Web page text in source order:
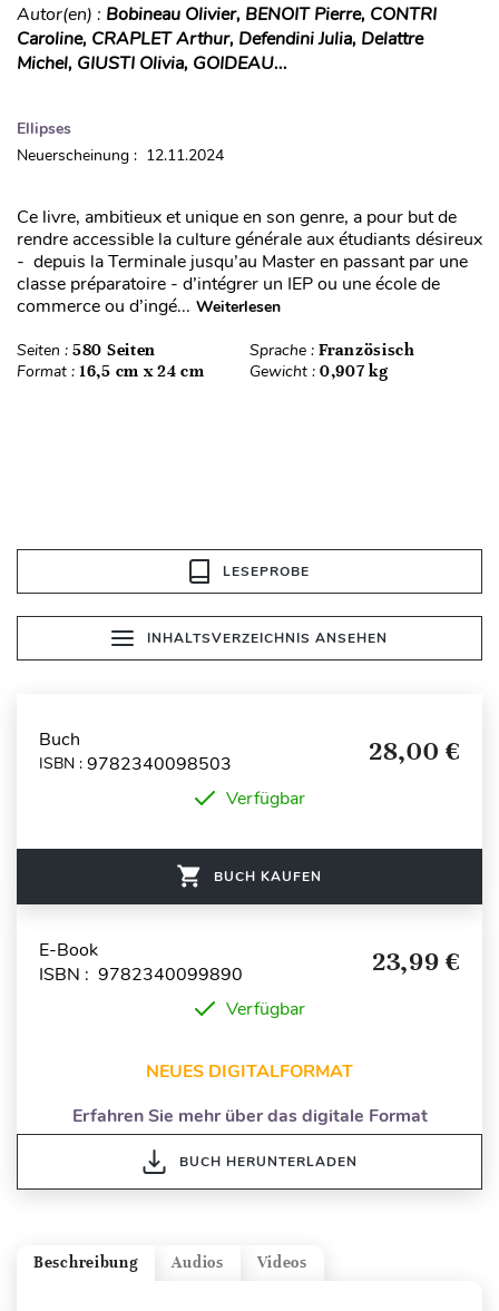
Autor(en) : Bobineau Olivier, BENOIT Pierre, CONTRI
Caroline, CRAPLET Arthur, Defendini Julia, Delattre
Michel, GIUSTI Olivia, GOIDEAU...
Ellipses
Neuerscheinung : 12.11.2024
Ce livre, ambitieux et unique en son genre, a pour but de
rendre accessible la culture générale aux étudiants désireux
- depuis la Terminale jusqu’au Master en passant par une
classe préparatoire - d’intégrer un IEP ou une école de
commerce ou d’ingé... Weiterlesen
Seiten : 580 Seiten Sprache : Französisch
Format : 16,5 cm x 24 cm Gewicht : 0,907 kg
LESEPROBE
INHALTSVERZEICHNIS ANSEHEN
Buch
ISBN : 9782340098503 28,00 €
Verfügbar
BUCH KAUFEN
E-Book
ISBN : 9782340099890
23,99 €
Verfügbar
NEUES DIGITALFORMAT
Erfahren Sie mehr über das digitale Format
BUCH HERUNTERLADEN
Videos
Audios
Beschreibung